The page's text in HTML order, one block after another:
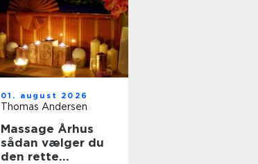
01. august 2026
Thomas Andersen
Massage Århus
sådan vælger du
den rette